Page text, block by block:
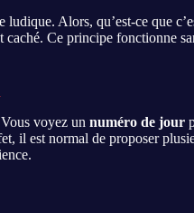
Alors, qu’est-ce que
caché. Ce principe fonctionne
voyez un numéro de jour
il est normal de proposer